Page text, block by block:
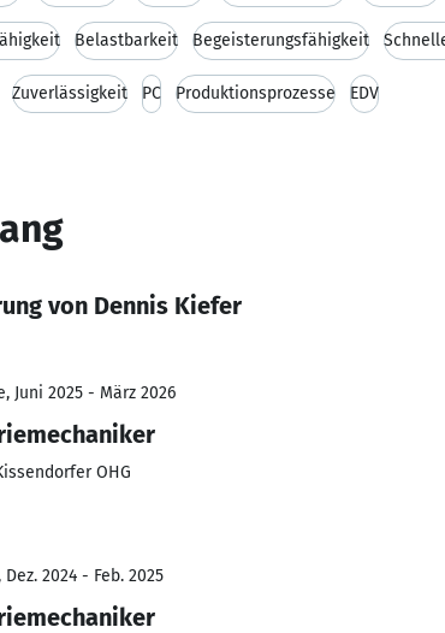
Belastbarkeit Begeisterungsfähigkeit
Zuverlässigkeit PC Produktionsprozesse EDV
von Dennis Kiefer
Juni 2025 - März 2026
OHG
2024 - Feb. 2025